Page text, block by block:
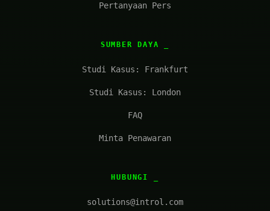
Pertanyaan Pers
SUMBER DAYA
Studi Kasus: Frankfurt
Studi Kasus: London
FAQ
Minta Penawaran
HUBUNGI
solutions@introl.com